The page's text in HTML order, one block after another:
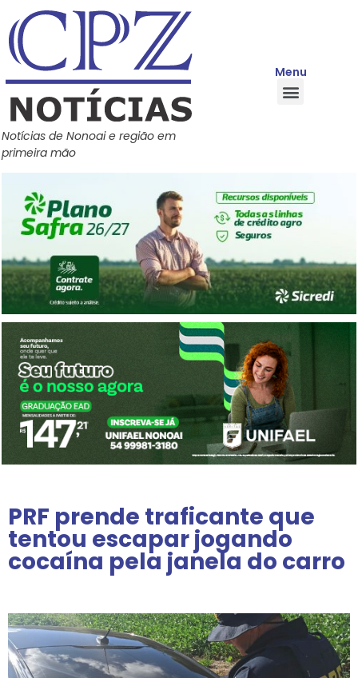
Notícias de Nonoai e região em
primeira mão
Menu
PRF prende traficante que
tentou escapar jogando
cocaína pela janela do carro